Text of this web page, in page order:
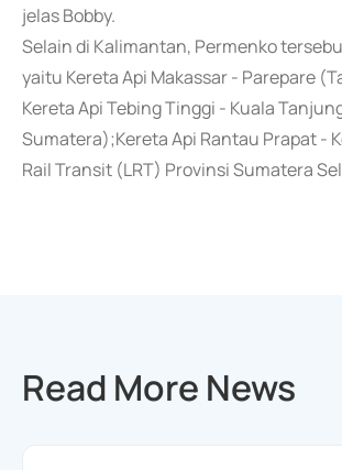
jelas Bobby.
Selain di Kalimantan, Permenko
yaitu Kereta Api Makassar - Parepare
Kereta Api Tebing Tinggi - Kuala
Sumatera);Kereta Api Rantau Prapat -
Rail Transit (LRT) Provinsi Sumatera
Read More News